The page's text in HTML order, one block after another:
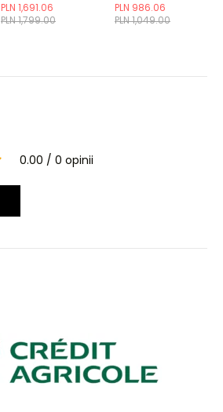
PLN 1,799.00
PLN 1,691.06
PLN 1,049.00
PLN 986.06
0.00 0 opinii